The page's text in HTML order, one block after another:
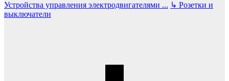
Устройства управления электродвигателями ... ↳ Розетки и
выключатели